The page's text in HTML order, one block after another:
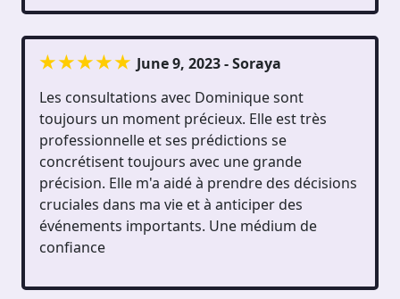
June 9, 2023 - Soraya
Les consultations avec Dominique sont
toujours un moment précieux. Elle est très
professionnelle et ses prédictions se
concrétisent toujours avec une grande
précision. Elle m'a aidé à prendre des décisions
cruciales dans ma vie et à anticiper des
événements importants. Une médium de
confiance